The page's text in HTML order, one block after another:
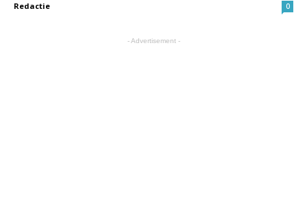
Redactie 0
- Advertisement -